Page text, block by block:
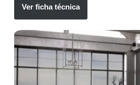
Ver ficha técnica